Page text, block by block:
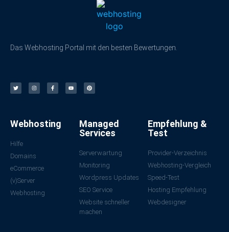
Das Webhosting Portal mit den besten Bewertungen.
Webhosting
Hilfe
Domains
eCommerce
(v)Server
Webhosting
Managed
Services
Serverwartung
Monitoring
Wordpress Updates
SEO Service
Website schneller
machen
Empfehlung &
Test
Provider-Verzeichnis
Webhosting-Vergleich
Speed-Test
Hosting Empfehlung
Webdesigner